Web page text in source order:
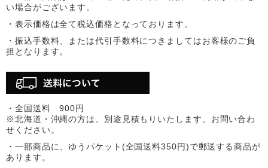
い場合がございます。
・表示価格は全て税込価格となっております。
・振込手数料、または代引手数料につきましてはお客様のご負
担となります。
・全国送料 900円
※北海道・沖縄の方は、別途見積もりいたします。お問い合わ
せください。
・一部商品に、ゆうパケット(全国送料350円)で郵送する商品が
あります。